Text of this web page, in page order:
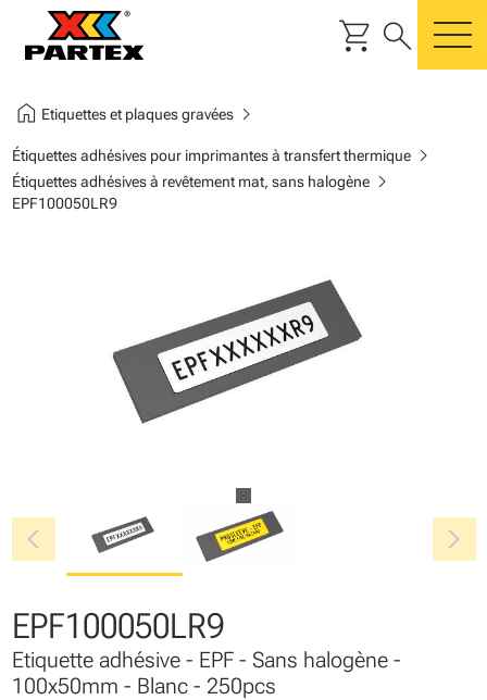
shopping_cart search
home Etiquettes et plaques gravéeschevron_right
Étiquettes adhésives pour imprimantes à transfert thermiquechevron_right
Étiquettes adhésives à revêtement mat, sans halogènechevron_right
EPF100050LR9
chevron_left chevron_right
EPF100050LR9
Etiquette adhésive - EPF - Sans halogène -
100x50mm - Blanc - 250pcs